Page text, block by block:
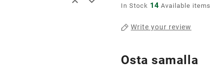
In Stock 14 Available items
Write your review
Osta samalla